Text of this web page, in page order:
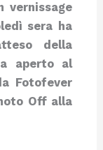
vernissage
sera ha
della
aperto al
Fotofever
Off alla